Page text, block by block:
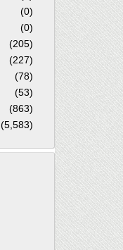
(0)
(0)
(205)
(227)
(78)
(53)
(863)
(5,583)